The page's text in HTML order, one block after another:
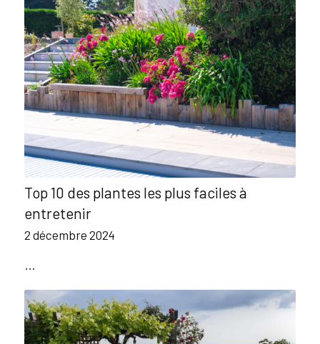
Top 10 des plantes les plus faciles à
entretenir
2 décembre 2024
…